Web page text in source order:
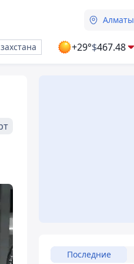
Алматы
+29°$467.48
Последние